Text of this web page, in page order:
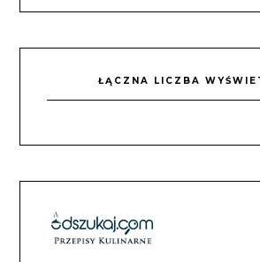
ŁĄCZNA LICZBA